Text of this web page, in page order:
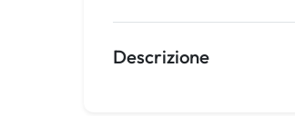
Descrizione